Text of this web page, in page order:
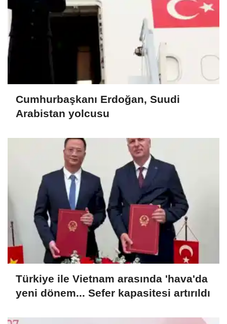
Cumhurbaşkanı Erdoğan, Suudi
Arabistan yolcusu
Türkiye ile Vietnam arasında 'hava'da
yeni dönem... Sefer kapasitesi artırıldı